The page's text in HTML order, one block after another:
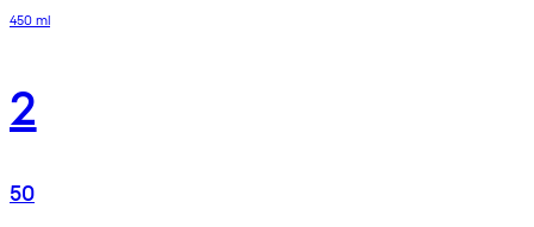
450 ml
2
50